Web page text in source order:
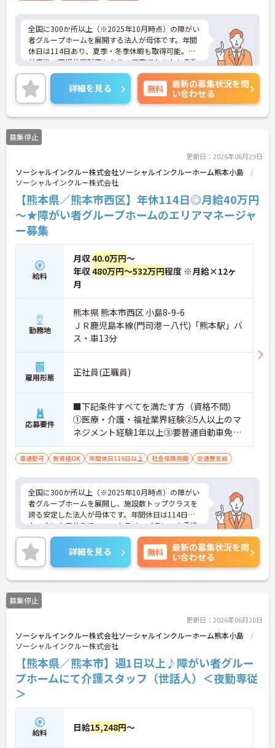
全国に300か所以上（※2025年10月時点）の障がい
者グループホームを展開する法人が母体です。年間
休日は114日あり、夏季・冬季休暇も取得可能。産
前産後・育児休暇制度もあり、子育て中の方も多数
活躍中で、ワークライフバランスを大切にしながら
働ける環境が整っています。研修制度や外部勉強会
の受講支援もあり、スキルアップもしっかりサポー
ト。将来的には管理者やエリアマネージャーへのキ
ャリアアップも目指せます。20代から60代まで幅広
い年代のスタッフが活躍しており、和やかな雰囲気
の職場です。介護経験を活かしたい方、福祉の資格
★おすすめPOINT★
・生活支援員からスタートし、サービス管理責任者
やエリアマネージャーへと続く明確なステップアッ
プの道筋が用意されています。急成長中の企業であ
るためポストも豊富にあり、専門性を高めながらマ
ネジメント職への挑戦も視野に入れていただけま
・年間休日114日、残業月平均10時間程度という就
業環境に加え、産前産後休暇や育児休暇制度がしっ
かりと整備されています。オンとオフの切り替えを
・グループホーム一棟あたりの入居者様20名定員を
常時2～4名のスタッフで支援、国基準を上回る人員
配置や夜間複数名体制が敷かれているため、業務に
ポートが可能です。施設も専用設計で働きやすく、
ご自身の理想とする福祉を実践できる環境が整って
います。
詳細を見る 無料
最新の募集状況を問
い合わせる
募集停止
更新日：2026年06月29日
ソーシャルインクルー株式会社ソーシャルインクルーホーム熊本小島
ソーシャルインクルー株式会社
【熊本県／熊本市西区】年休114日◎月給40万円
～★障がい者グループホームのエリアマネージャ
ー募集
給料
月収40.0万円～
年収480万円～532万円程度 ※月給×12ヶ
月
勤務地
熊本県 熊本市西区 小島8-9-6
ＪＲ鹿児島本線(門司港－八代)「熊本駅」バ
ス・車13分
雇用形態 正社員(正職員)
応募要件
■下記条件すべてを満たす方（資格不問）
①医療・介護・福祉業界経験②5人以上のマ
ネジメント経験1年以上③要普通自動車免許
（AT限定可）※介護業界に関する有資格者
（介護職員初任者研修、介護福祉士な
祉経験歓迎
車通勤可 無資格OK 年間休日110日以上 社会保険完備 交通費支給
全国に300か所以上（※2025年10月時点）の障がい
者グループホームを展開し、施設数トップクラスを
誇る安定した法人が母体です。年間休日は114日以
上、主に土日休みで、ワークライフバランスを重視
した働き方が可能です。産前産後・育児休暇制度も
あり、子育て世代も安心して働ける環境が整ってい
ます。一般社員研修や外部勉強会受講支援制度など
を通じて着実にスキルアップもできます。チームを
まとめ、メンバーの成長を後押しすることにやりが
いを感じる方、新しい挑戦に意欲的な方にぴったり
の職場です。ご興味のある方は詳細等をお伝えしま
詳細を見る 無料
最新の募集状況を問
い合わせる
募集停止
更新日：2026年06月20日
ソーシャルインクルー株式会社ソーシャルインクルーホーム熊本小島
ソーシャルインクルー株式会社
【熊本県／熊本市】週1日以上♪障がい者グルー
プホームにて介護スタッフ（世話人）＜夜勤専従
＞
給料 日給15,248円～